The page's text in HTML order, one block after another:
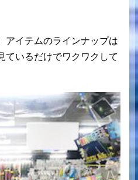
アイテムのラインナップは
ているだけでワクワクして